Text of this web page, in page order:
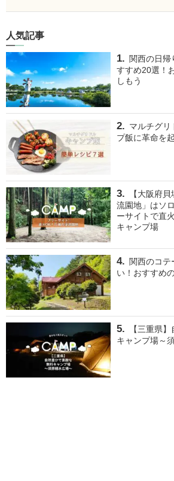
人気記事
関西の日帰
すすめ20選！
しもう
マルチグリ
プ飯に革命を
【大阪府
流園地」はソ
ーサイトで直
キャンプ場
関西のコテ
い！おすすめ
【三重県
キャンプ場～